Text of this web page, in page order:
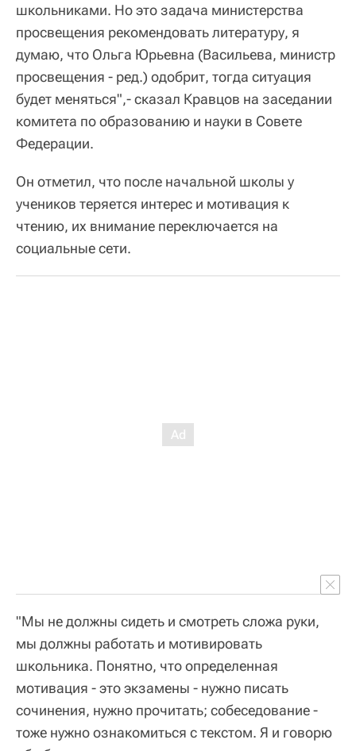
школьниками. Но это задача министерства
просвещения рекомендовать литературу, я
думаю, что Ольга Юрьевна (Васильева, министр
просвещения - ред.) одобрит, тогда ситуация
будет меняться",- сказал Кравцов на заседании
комитета по образованию и науки в Совете
Федерации.
Он отметил, что после начальной школы у
учеников теряется интерес и мотивация к
чтению, их внимание переключается на
социальные сети.
"Мы не должны сидеть и смотреть сложа руки,
мы должны работать и мотивировать
школьника. Понятно, что определенная
мотивация - это экзамены - нужно писать
сочинения, нужно прочитать; собеседование -
тоже нужно ознакомиться с текстом. Я и говорю